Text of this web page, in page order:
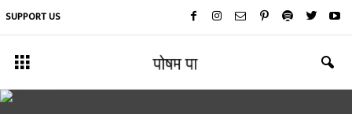
SUPPORT US